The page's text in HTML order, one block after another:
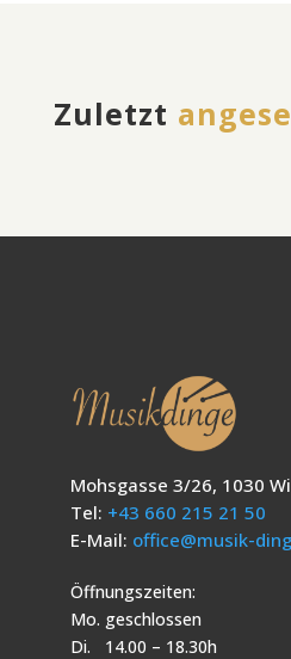
Zuletzt
Mohsgasse 3/26, 1030
Tel: +43 660 215 21 50
E-Mail: office@musik-
Öffnungszeiten:
Mo. geschlossen
Di. 14.00 – 18.30h